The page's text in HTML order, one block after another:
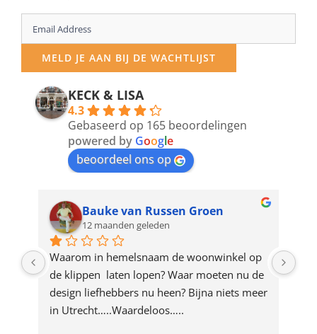
Enter
your
email
address
product
MELD JE AAN BIJ DE WACHTLIJST
KECK & LISA
4.3
Gebaseerd op 165 beoordelingen
powered by Google
beoordeel ons op
Bauke van Russen Groen
12 maanden geleden
Waarom in hemelsnaam de woonwinkel op
de klippen  laten lopen? Waar moeten nu de
design liefhebbers nu heen? Bijna niets meer
in Utrecht…..Waardeloos…..